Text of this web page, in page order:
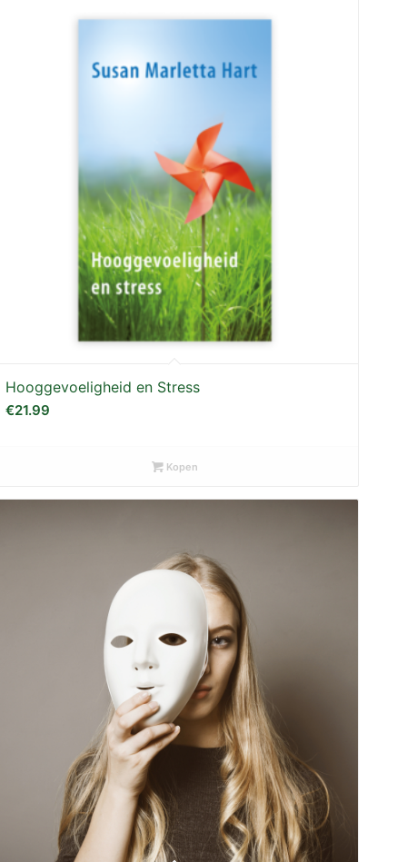
Hooggevoeligheid en Stress
€21.99
Kopen